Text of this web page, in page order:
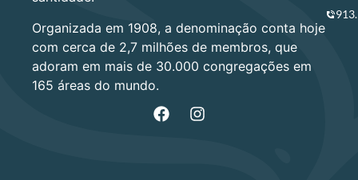
Organizada em 1908, a denominação conta hoje
com cerca de 2,7 milhões de membros, que
adoram em mais de 30.000 congregações em
165 áreas do mundo.